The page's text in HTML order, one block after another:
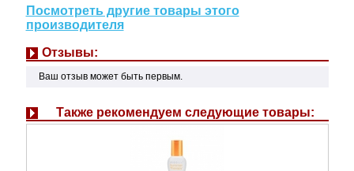
Посмотреть другие товары этого
производителя
Отзывы:
Ваш отзыв может быть первым.
Также рекомендуем следующие товары: